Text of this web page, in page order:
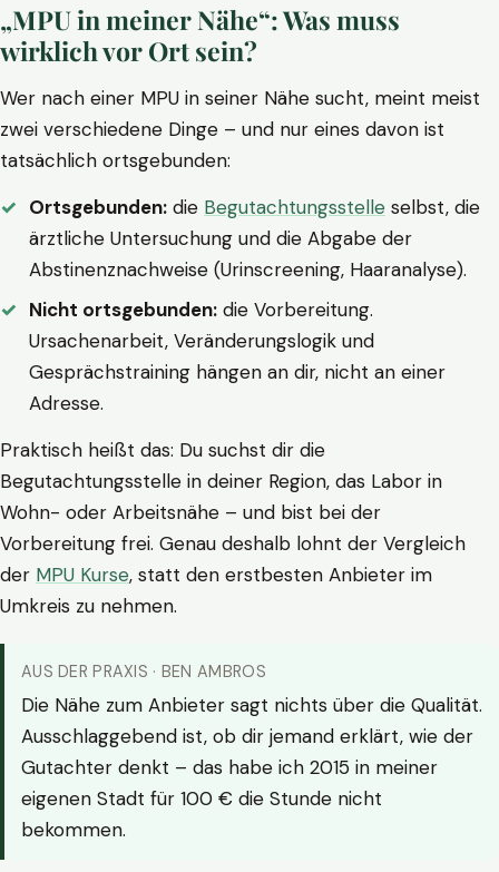
„MPU in meiner Nähe“: Was muss
wirklich vor Ort sein?
Wer nach einer MPU in seiner Nähe sucht, meint meist
zwei verschiedene Dinge – und nur eines davon ist
tatsächlich ortsgebunden:
Ortsgebunden: die Begutachtungsstelle selbst, die
ärztliche Untersuchung und die Abgabe der
Abstinenznachweise (Urinscreening, Haaranalyse).
Nicht ortsgebunden: die Vorbereitung.
Ursachenarbeit, Veränderungslogik und
Gesprächstraining hängen an dir, nicht an einer
Adresse.
Praktisch heißt das: Du suchst dir die
Begutachtungsstelle in deiner Region, das Labor in
Wohn- oder Arbeitsnähe – und bist bei der
Vorbereitung frei. Genau deshalb lohnt der Vergleich
der MPU Kurse, statt den erstbesten Anbieter im
Umkreis zu nehmen.
AUS DER PRAXIS · BEN AMBROS
Die Nähe zum Anbieter sagt nichts über die Qualität.
Ausschlaggebend ist, ob dir jemand erklärt, wie der
Gutachter denkt – das habe ich 2015 in meiner
eigenen Stadt für 100 € die Stunde nicht
bekommen.